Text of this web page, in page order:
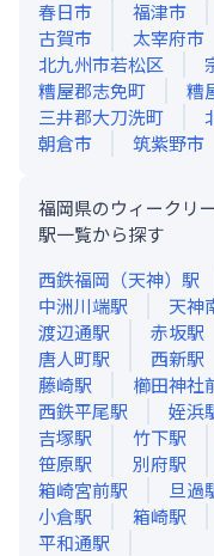
春日市
福津市
古賀市
太宰府市
北九州市若松区
糟屋郡志免町
糟
三井郡大刀洗町
朝倉市
筑紫野市
福岡県のウィークリ
駅一覧から探す
西鉄福岡（天神） 駅
中洲川端駅 天神
渡辺通駅 赤坂駅
唐人町駅 西新駅
藤崎駅 櫛田神社
西鉄平尾駅 姪浜
吉塚駅 竹下駅
笹原駅 別府駅
箱崎宮前駅 旦過
小倉駅 箱崎駅
平和通駅